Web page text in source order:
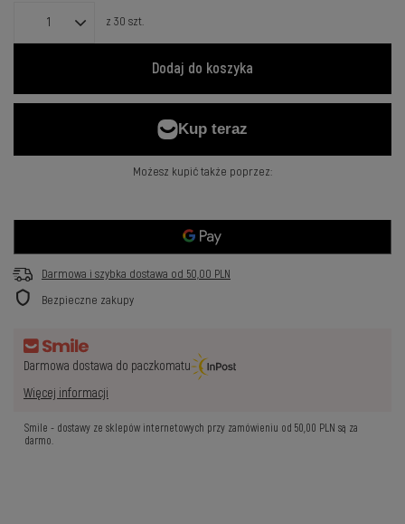
z 30 szt.
Dodaj do koszyka
Możesz kupić także poprzez:
Darmowa i szybka dostawa od 50,00 PLN
Bezpieczne zakupy
Darmowa dostawa do paczkomatu
Więcej informacji
Smile - dostawy ze sklepów internetowych przy zamówieniu od50,00 PLN są za
darmo.